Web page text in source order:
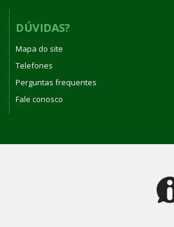
DÚVIDAS?
Mapa do site
Telefones
Perguntas frequentes
Fale conosco